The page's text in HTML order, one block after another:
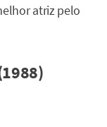
atriz pelo